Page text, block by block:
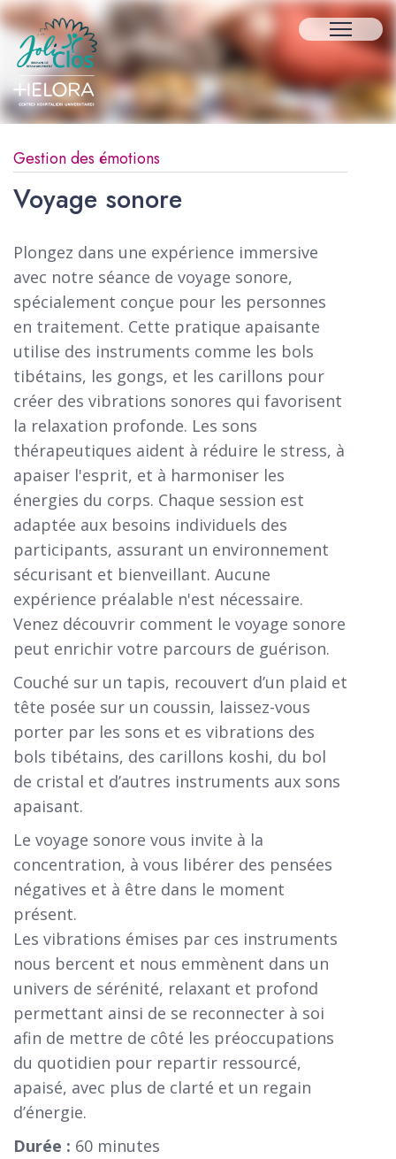
Gestion des émotions
Voyage sonore
Plongez dans une expérience immersive
avec notre séance de voyage sonore,
spécialement conçue pour les personnes
en traitement. Cette pratique apaisante
utilise des instruments comme les bols
tibétains, les gongs, et les carillons pour
créer des vibrations sonores qui favorisent
la relaxation profonde. Les sons
thérapeutiques aident à réduire le stress, à
apaiser l'esprit, et à harmoniser les
énergies du corps. Chaque session est
adaptée aux besoins individuels des
participants, assurant un environnement
sécurisant et bienveillant. Aucune
expérience préalable n'est nécessaire.
Venez découvrir comment le voyage sonore
peut enrichir votre parcours de guérison.
Couché sur un tapis, recouvert d’un plaid et
tête posée sur un coussin, laissez-vous
porter par les sons et es vibrations des
bols tibétains, des carillons koshi, du bol
de cristal et d’autres instruments aux sons
apaisant.
Le voyage sonore vous invite à la
concentration, à vous libérer des pensées
négatives et à être dans le moment
présent.
Les vibrations émises par ces instruments
nous bercent et nous emmènent dans un
univers de sérénité, relaxant et profond
permettant ainsi de se reconnecter à soi
afin de mettre de côté les préoccupations
du quotidien pour repartir ressourcé,
apaisé, avec plus de clarté et un regain
d’énergie.
Durée : 60 minutes